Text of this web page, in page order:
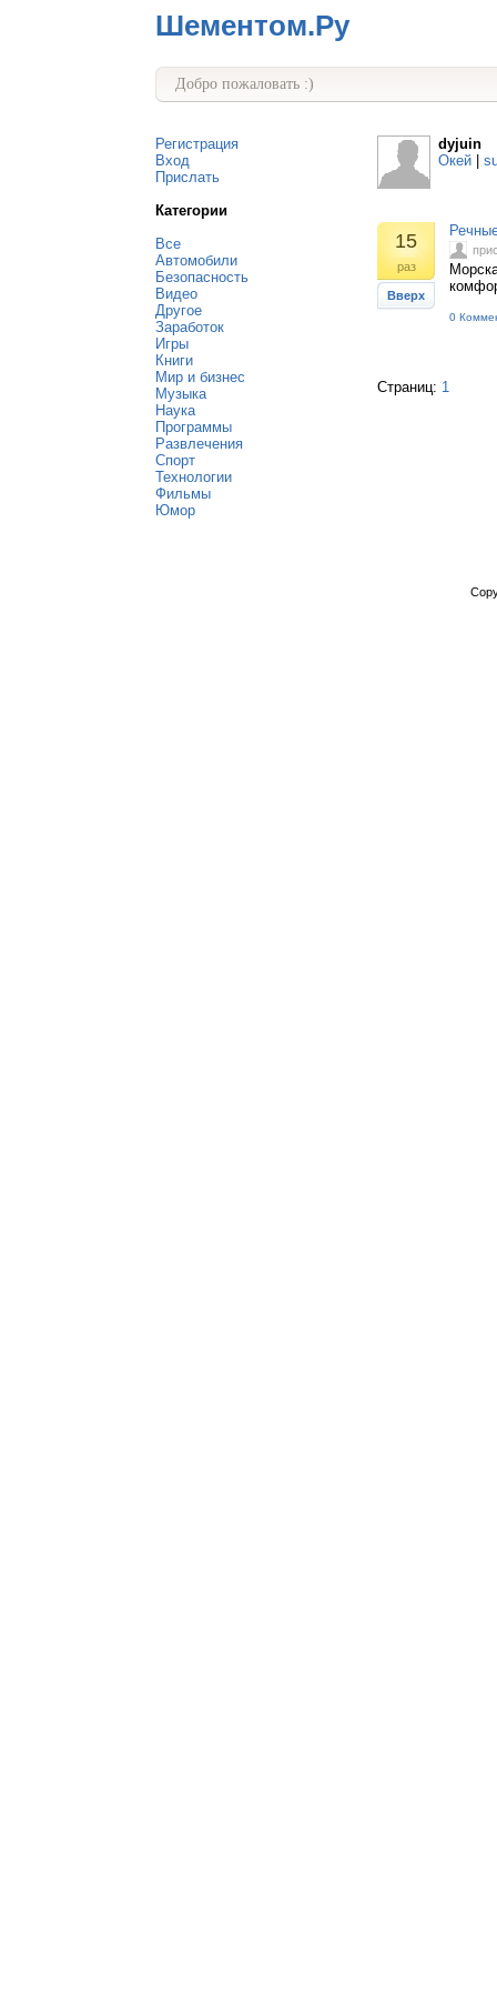
Шементом.Ру
Добро пожаловать :)
Регистрация
Вход
Прислать
Категории
Все
Автомобили
Безопасность
Видео
Другое
Заработок
Игры
Книги
Мир и бизнес
Музыка
Наука
Программы
Развлечения
Спорт
Технологии
Фильмы
Юмор
dyjuin
Окей
15
раз
Вверх
0
Страниц: 1